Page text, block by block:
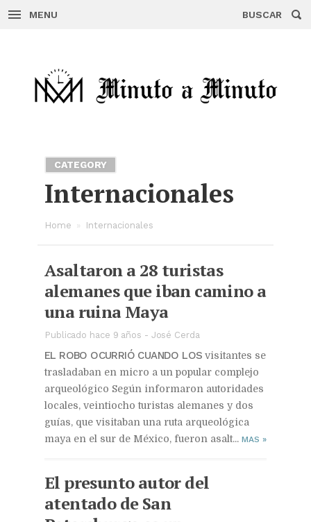
MENU BUSCAR
CATEGORY
Internacionales
Home » Internacionales
Asaltaron a 28 turistas
alemanes que iban camino a
una ruina Maya
Publicado hace 9 años - José Cerda
EL ROBO OCURRIÓ CUANDO LOS visitantes se
trasladaban en micro a un popular complejo
arqueológico Según informaron autoridades
locales, veintiocho turistas alemanes y dos
guías, que visitaban una ruta arqueológica
maya en el sur de México, fueron asalt... MAS »
El presunto autor del
atentado de San